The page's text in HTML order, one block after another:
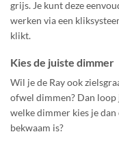
grijs. Je kunt deze
werken via een
klikt.
Kies de juiste dimmer
Wil je de Ray ook
ofwel dimmen? Dan loop
welke dimmer kies je
bekwaam is?